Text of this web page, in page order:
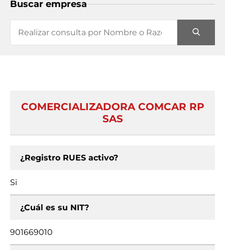
Buscar empresa
COMERCIALIZADORA COMCAR RP
SAS
¿Registro RUES activo?
Si
¿Cuál es su NIT?
901669010